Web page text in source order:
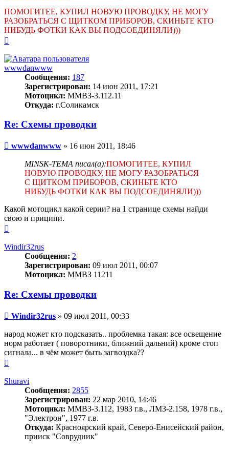
ПОМОГИТЕЕ, КУПИЛ НОВУЮ ПРОВОДКУ, НЕ МОГУ
РАЗОБРАТЬСЯ С ЩИТКОМ ПРИБОРОВ, СКИНЬТЕ КТО
НИБУДЬ ФОТКИ КАК ВЫ ПОДСОЕДИНЯЛИ)))
началу
wwwdanwww
Сообщения: 187
Зарегистрирован: 14 июн 2011, 17:21
Мотоцикл: ММВЗ-3.112.11
Откуда: г.Соликамск
Re: Схемы проводки
Сообщение
wwwdanwww » 16 июн 2011, 18:46
MINSK-TEMA писал(а):ПОМОГИТЕЕ, КУПИЛ
НОВУЮ ПРОВОДКУ, НЕ МОГУ РАЗОБРАТЬСЯ
С ЩИТКОМ ПРИБОРОВ, СКИНЬТЕ КТО
НИБУДЬ ФОТКИ КАК ВЫ ПОДСОЕДИНЯЛИ)))
Какой мотоцикл какой серии? на 1 странице схемы найди
свою и приципи.
началу
Windir32rus
Сообщения: 2
Зарегистрирован: 09 июл 2011, 00:07
Мотоцикл: ММВЗ 11211
Re: Схемы проводки
Сообщение
Windir32rus » 09 июл 2011, 00:33
народ может кто подсказать.. проблемка такая: все освещение
норм работает ( поворотники, ближний дальний) кроме стоп
сигнала... в чём может быть загвоздка??
началу
Shuravi
Сообщения: 2855
Зарегистрирован: 22 мар 2010, 14:46
Мотоцикл: ММВЗ-3.112, 1983 г.в., ЛМЗ-2.158, 1978 г.в.,
"Электрон", 1977 г.в.
Откуда: Красноярский край, Северо-Енисейский район,
прииск "Соврудник"